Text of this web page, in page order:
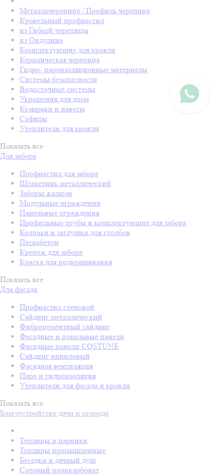
Металлочерепица / Профиль черепица
Кровельный профнастил
из Гибкой черепицы
из Ондулина
Комплектующие для кровли
Керамическая черепица
Гидро- пароизоляционные материалы
Системы безопасности
Водосточные системы
Украшения для дома
Козырьки и навесы
Софиты
Утеплители для кровли
Показать все
Для забора
Профнастил для забора
Штакетник металлический
Заборы жалюзи
Модульные ограждения
Панельные ограждения
Профильные трубы и комплектующие для забора
Колпаки и заглушки для столбов
Пескобетон
Крепеж для забора
Краска для подкрашивания
Показать все
Для фасада
Профнастил стеновой
Сайдинг металлический
Фиброцементный сайдинг
Фасадные и цокольные панели
Фасадные панели COSTUNE
Сайдинг виниловый
Фасадная вентиляция
Паро и гидроизоляция
Утеплители для фасада и кровли
Показать все
Благоустройство дачи и огорода
Теплицы и парники
Теплицы промышленные
Беседки и дачный душ
Сотовый поликарбонат